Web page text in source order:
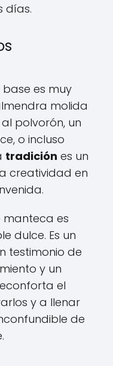
días.
base es muy
molida
polvorón, un
o incluso
tradición es un
creatividad en
manteca es
dulce. Es un
testimonio de
y un
el
y a llenar
de